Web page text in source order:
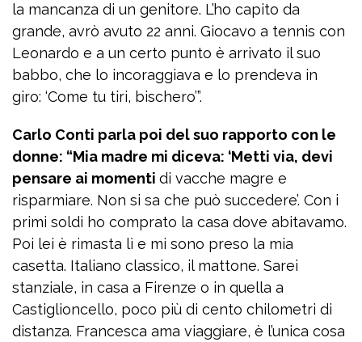
la mancanza di un genitore. L’ho capito da
grande, avrò avuto 22 anni. Giocavo a tennis con
Leonardo e a un certo punto è arrivato il suo
babbo, che lo incoraggiava e lo prendeva in
giro: ‘Come tu tiri, bischero’”.
Carlo Conti parla poi del suo rapporto con le
donne: “Mia madre mi diceva: ‘Metti via, devi
pensare ai momenti di vacche magre e
risparmiare. Non si sa che può succedere’. Con i
primi soldi ho comprato la casa dove abitavamo.
Poi lei è rimasta lì e mi sono preso la mia
casetta. Italiano classico, il mattone. Sarei
stanziale, in casa a Firenze o in quella a
Castiglioncello, poco più di cento chilometri di
distanza. Francesca ama viaggiare, è l’unica cosa